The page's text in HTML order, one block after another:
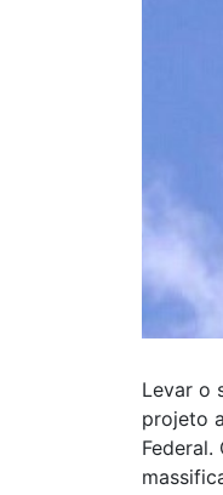
Levar o
projeto